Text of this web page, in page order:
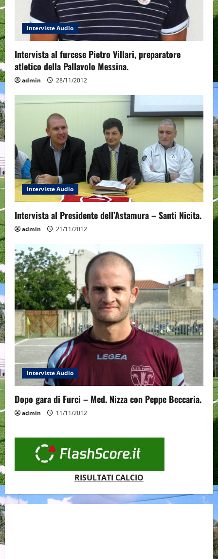
Interviste Audio
Intervista al furcese Pietro Villari, preparatore
atletico della Pallavolo Messina.
admin 28/11/2012
Interviste Audio
Intervista al Presidente dell’Astamura – Santi Nicita.
admin 21/11/2012
Interviste Audio
Dopo gara di Furci – Med. Nizza con Peppe Beccaria.
admin 11/11/2012
RISULTATI CALCIO